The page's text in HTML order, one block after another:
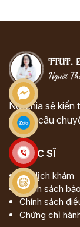
Nơi chia sẻ
những câu
VỀ BÁC SĨ
Đặt lịch khám
Chính sách
Chính sách
Chứng chỉ